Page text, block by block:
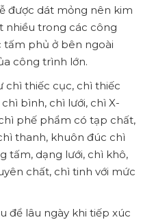
được dát mỏng nên kim
nhiều trong các công
tấm phủ ở bên ngoài
công trình lớn.
chì thiếc cục, chì thiếc
bình, chì lưới, chì X-
phế phẩm có tạp chất,
thanh, khuôn đúc chì
tấm, dạng lưới, chì khô,
chất, chì tinh với mức
để lâu ngày khi tiếp xúc